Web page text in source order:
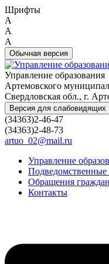
Шрифты
A
A
A
Обычная версия
Управление образования
Артемовского
Свердловская обл., г.
Версия для слабовидящих
(34363)2-46-47
(34363)2-48-73
artuo_02@mail.ru
Управление
Подведомственные
Обращения граждан
Контакты